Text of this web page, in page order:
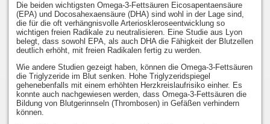
Die beiden wichtigsten Omega-3-Fettsäuren Eicosapentaensäure
(EPA) und Docosahexaensäure (DHA) sind wohl in der Lage sind,
die für die oft verhängnisvolle Arterioskleroseentwicklung so
wichtigen freien Radikale zu neutralisieren. Eine Studie aus Lyon
belegt, dass sowohl EPA, als auch DHA die Fähigkeit der Blutzellen
deutlich erhöht, mit freien Radikalen fertig zu werden.
Wie andere Studien gezeigt haben, können die Omega-3-Fettsäuren
die Triglyzeride im Blut senken. Hohe Triglyzeridspiegel
gehenebenfalls mit einem erhöhten Herzkreislaufrisiko einher. Es
konnte auch nachgewiesen werden, dass Omega-3-Fettsäuren die
Bildung von Blutgerinnseln (Thrombosen) in Gefäßen verhindern
können.